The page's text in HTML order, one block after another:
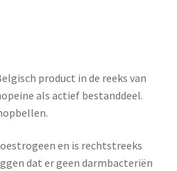
product in de reeks van
als actief bestanddeel.
en is rechtstreeks
dat er geen darmbacteriën